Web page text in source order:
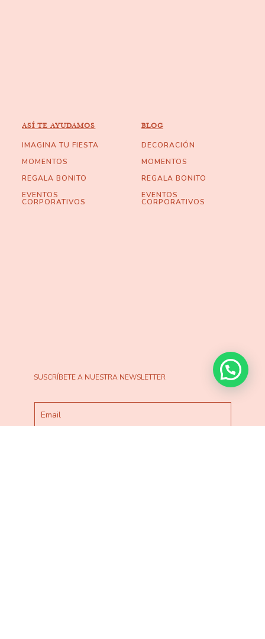
ASÍ TE AYUDAMOS
IMAGINA TU FIESTA
MOMENTOS
REGALA BONITO
EVENTOS
CORPORATIVOS
BLOG
DECORACIÓN
MOMENTOS
REGALA BONITO
EVENTOS
CORPORATIVOS
SUSCRÍBETE A NUESTRA NEWSLETTER